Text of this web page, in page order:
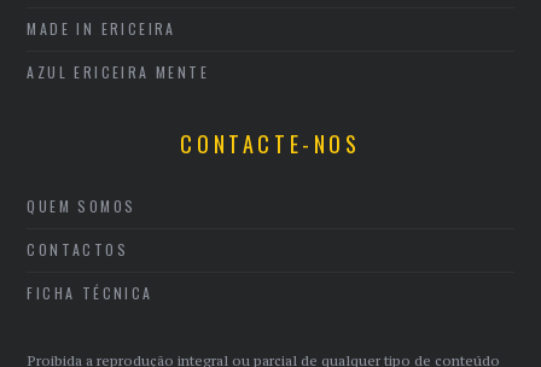
MADE IN ERICEIRA
AZUL ERICEIRA MENTE
CONTACTE-NOS
QUEM SOMOS
CONTACTOS
FICHA TÉCNICA
Proibida a reprodução integral ou parcial de qualquer tipo de conteúdo